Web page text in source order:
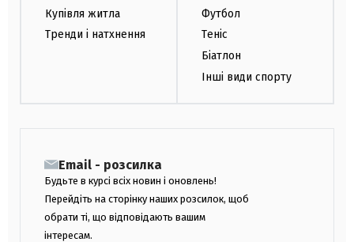
Купівля житла
Тренди і натхнення
Футбол
Теніс
Біатлон
Інші види спорту
Email - розсилка
Будьте в курсі всіх новин і оновлень!
Перейдіть на сторінку наших розсилок, щоб
обрати ті, що відповідають вашим
інтересам.